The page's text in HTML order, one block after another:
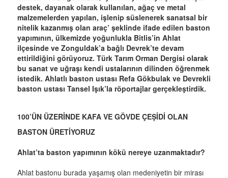
destek, dayanak olarak kullanılan, ağaç ve metal
malzemelerden yapılan, işlenip süslenerek sanatsal bir
nitelik kazanmış olan araç’ şeklinde ifade edilen baston
yapımının, ülkemizde yoğunlukla Bitlis’in Ahlat
ilçesinde ve Zonguldak’a bağlı Devrek’te devam
ettirildiğini görüyoruz. Türk Tarım Orman Dergisi olarak
bu sanat ve uğraşı kendi ustalarının dilinden öğrenmek
istedik. Ahlatlı baston ustası Refa Gökbulak ve Devrekli
baston ustası Tansel Işık’la röportajlar gerçekleştirdik.
100’ÜN ÜZERİNDE KAFA VE GÖVDE ÇEŞİDİ OLAN
BASTON ÜRETİYORUZ
Ahlat’ta baston yapımının kökü nereye uzanmaktadır?
Ahlat bastonu burada yaşamış olan medeniyetin bir mirası